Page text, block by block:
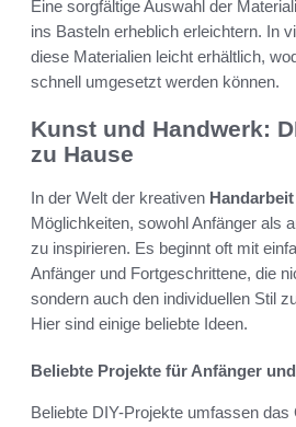
Eine sorgfältige Auswahl der
ins Basteln erheblich erleichtern. In
diese Materialien leicht erhältlich,
schnell umgesetzt werden können.
Kunst und Handwerk:
zu Hause
In der Welt der kreativen Handarbeit
Möglichkeiten, sowohl Anfänger als
zu inspirieren. Es beginnt oft mit
Anfänger und Fortgeschrittene, die
sondern auch den individuellen Stil
Hier sind einige beliebte Ideen.
Beliebte Projekte für Anfänger
Beliebte DIY-Projekte umfassen das